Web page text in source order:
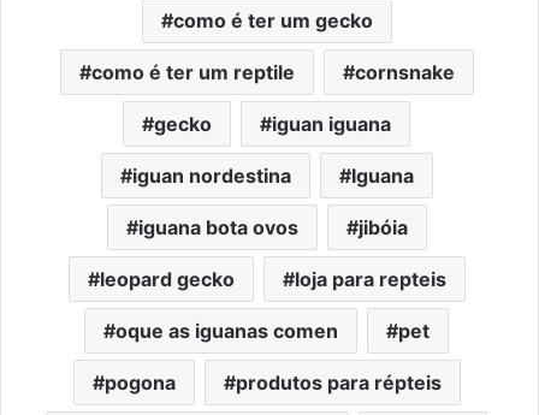
como é ter um gecko
como é ter um reptile cornsnake
gecko iguan iguana
iguan nordestina Iguana
iguana bota ovos jibóia
leopard gecko loja para repteis
oque as iguanas comen pet
pogona produtos para répteis